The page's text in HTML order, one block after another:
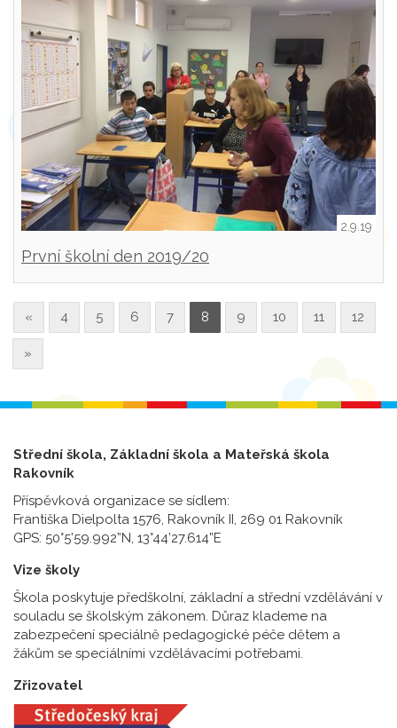
2.9.19
První školní den 2019/20
« 4 5 6 7 8 9 10 11 12
»
Střední škola, Základní škola a Mateřská škola
Rakovník
Příspěvková organizace se sídlem:
Františka Dielpolta 1576, Rakovník II, 269 01 Rakovník
GPS: 50°5’59.992”N, 13°44’27.614”E
Vize školy
Škola poskytuje předškolní, základní a střední vzdělávání v
souladu se školským zákonem. Důraz klademe na
zabezpečení speciálně pedagogické péče dětem a
žákům se speciálními vzdělávacími potřebami.
Zřizovatel